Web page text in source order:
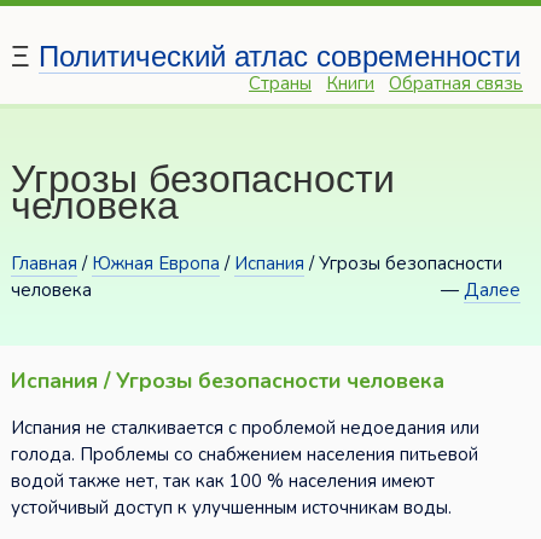
Ξ Политический атлас современности
Страны Книги Обратная связь
Угрозы безопасности
человека
Главная / Южная Европа / Испания / Угрозы безопасности
человека
—Далее
Испания / Угрозы безопасности человека
Испания не сталкивается с проблемой недоедания или
голода. Проблемы со снабжением населения питьевой
водой также нет, так как 100 % населения имеют
устойчивый доступ к улучшенным источникам воды.